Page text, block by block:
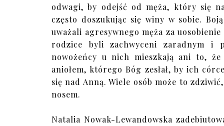
odwagi, by odejść od męża, który się
często doszukując się winy w sobie.
uważali agresywnego męża za
rodzice byli zachwyceni zaradnym i
nowożeńcy u nich mieszkają ani to,
aniołem, którego Bóg zesłał, by ich
się nad Anną. Wiele osób może to
nosem.
Natalia Nowak-Lewandowska